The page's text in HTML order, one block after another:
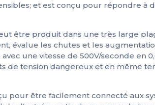
et est conçu pour répondre à
être produit dans une très large
évalue les chutes et les
une vitesse de 500V/seconde en
de tension dangereux et en même
pour être facilement connecté aux